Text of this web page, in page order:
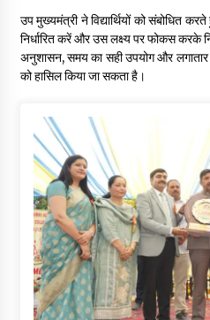
उप मुख्यमंत्री ने विद्यार्थियों को संबोधित
निर्धारित करें और उस लक्ष्य पर फोकस करके
अनुशासन, समय का सही उपयोग और लगातार
को हासिल किया जा सकता है।